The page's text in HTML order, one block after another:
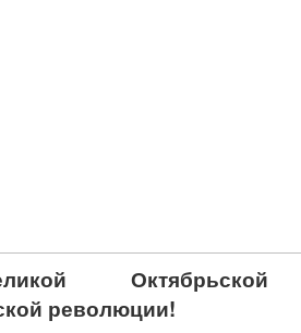
Октябрьской
революции!